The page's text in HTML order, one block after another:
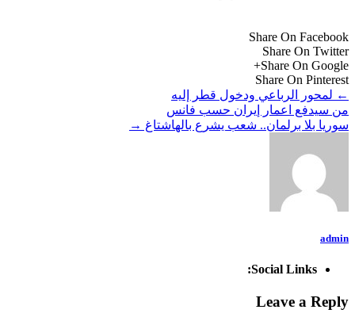
Share On Facebook
Share On Twitter
Share On Google+
Share On Pinterest
← لمحور الرباعي ودخول قطر إليه
من سيدفع اعمار إيران حسب فانس
سوريا بلا برلمان.. شعب يشرع بالهاشتاغ →
admin
Social Links:
Leave a Reply